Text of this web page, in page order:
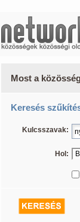
Most a
Keresés
Kulcsszavak:
Hol: